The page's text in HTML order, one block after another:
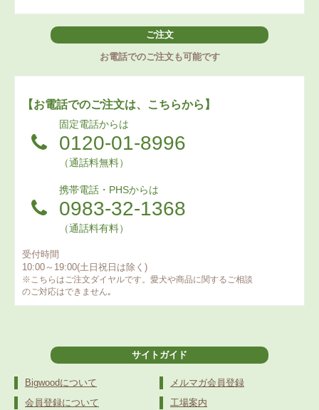
ご注文
お電話でのご注文も可能です
【お電話でのご注文は、こちらから】
固定電話からは
0120-01-8996
（通話料無料）
携帯電話・PHSからは
0983-32-1368
（通話料有料）
受付時間
10:00～19:00(土日祝日は除く)
※こちらはご注文ダイヤルです。愛犬や商品に関するご相談
のご対応はできません｡
サイトガイド
Bigwoodについて
会員登録について
メルマガ会員登録
工場案内